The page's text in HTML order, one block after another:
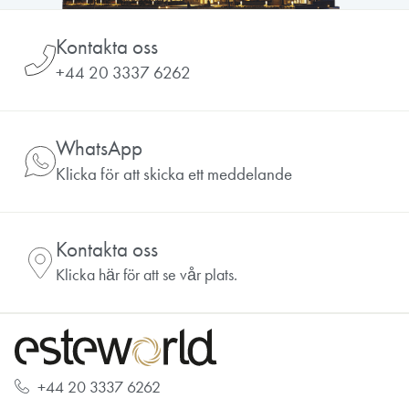
Kontakta oss
+44 20 3337 6262
WhatsApp
Klicka för att skicka ett meddelande
Kontakta oss
Klicka här för att se vår plats.
+44 20 3337 6262